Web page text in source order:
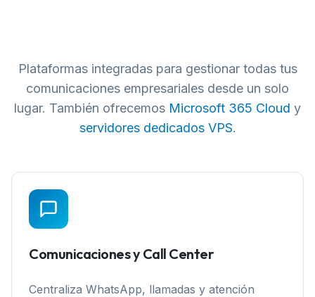
Plataformas integradas para gestionar todas tus
comunicaciones empresariales desde un solo
lugar. También ofrecemos Microsoft 365 Cloud y
servidores dedicados VPS.
Comunicaciones y Call Center
Centraliza WhatsApp, llamadas y atención